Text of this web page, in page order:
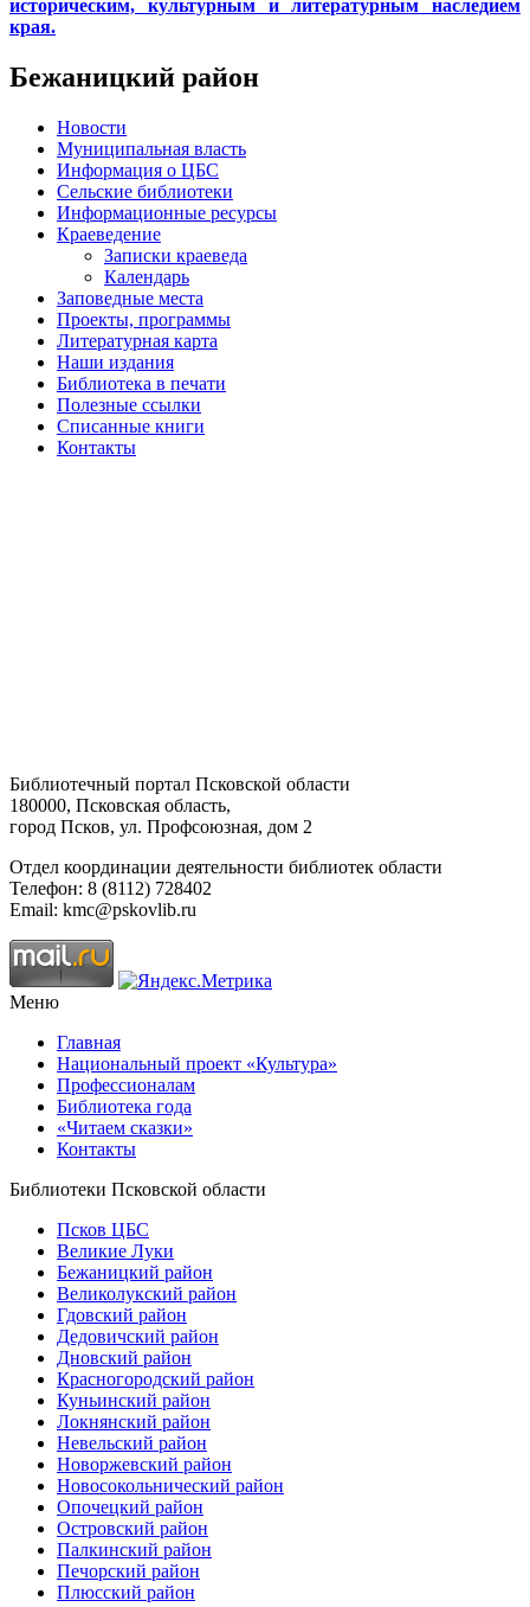
историческим, культурным и литературным наследием
края.
Бежаницкий район
Новости
Муниципальная власть
Информация о ЦБС
Сельские библиотеки
Информационные ресурсы
Краеведение
Записки краеведа
Календарь
Заповедные места
Проекты, программы
Литературная карта
Наши издания
Библиотека в печати
Полезные ссылки
Списанные книги
Контакты
Библиотечный портал Псковской области
180000, Псковская область,
город Псков, ул. Профсоюзная, дом 2
Отдел координации деятельности библиотек области
Телефон: 8 (8112) 728402
Email: kmc@pskovlib.ru
Меню
Главная
Национальный проект «Культура»
Профессионалам
Библиотека года
«Читаем сказки»
Контакты
Библиотеки Псковской области
Псков ЦБС
Великие Луки
Бежаницкий район
Великолукский район
Гдовский район
Дедовичский район
Дновский район
Красногородский район
Куньинский район
Локнянский район
Невельский район
Новоржевский район
Новосокольнический район
Опочецкий район
Островский район
Палкинский район
Печорский район
Плюсский район